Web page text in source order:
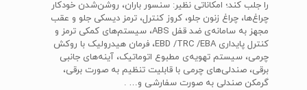
را جلب کند؛ امکاناتی نظیر: سنسور باران، روشن‌شدن خودکار
چراغ‌ها، چراغ زنون جلو، کروز کنترل، ترمز دیسکی جلو و عقب
مجهز به سامانه‌ی ضد قفل ABS، سیستم‌های کمکی ترمز و
کنترل پایداری EBD /TRC /EBA، فرمان هیدرولیک با روکش
چرمی، سیستم تهویه‌ی مطبوع اتوماتیک، آینه‌های جانبی
برقی، صندلی‌های چرمی با قابلیت تنظیم به صورت برقی،
گرمکن صندلی به صورت سفارشی و… .